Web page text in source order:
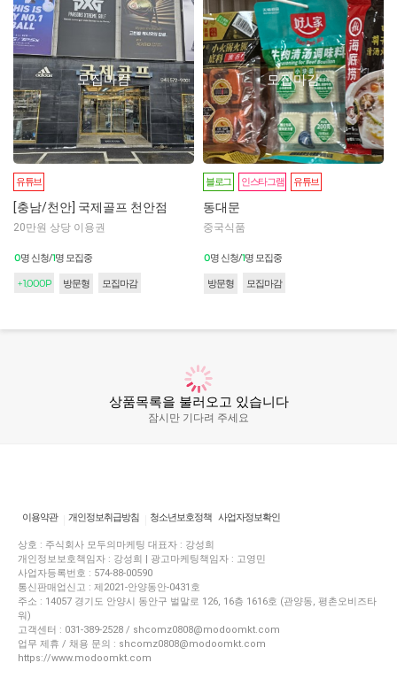
모집마감
유튜브
[충남/천안] 국제골프 천안점
20만원 상당 이용권
0명 신청/1명 모집중
+ 1,000P 방문형 모집마감
모집마감
블로그 인스타그램 유튜브
동대문
중국식품
0명 신청/1명 모집중
방문형 모집마감
상품목록을 불러오고 있습니다
잠시만 기다려 주세요
이용약관 개인정보취급방침 청소년보호정책 사업자정보확인
상호 : 주식회사 모두의마케팅 대표자 : 강성희
개인정보보호책임자 : 강성희 | 광고마케팅책임자 : 고영민
사업자등록번호 : 574-88-00590
통신판매업신고 : 제2021-안양동안-0431호
주소 : 14057 경기도 안양시 동안구 벌말로 126, 16층 1616호 (관양동, 평촌오비즈타
워)
고객센터 : 031-389-2528 / shcomz0808@modoomkt.com
업무 제휴 / 채용 문의 : shcomz0808@modoomkt.com
https://www.modoomkt.com